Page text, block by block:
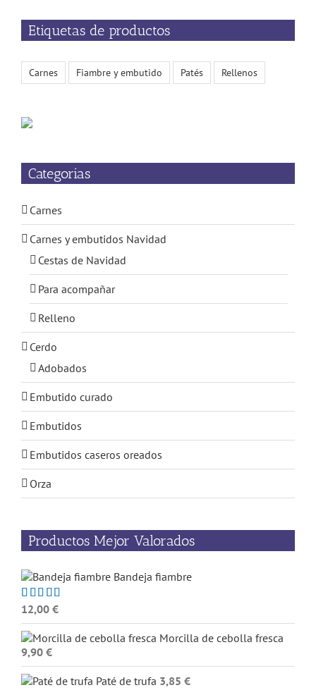
Etiquetas de productos
Carnes Fiambre y embutido Patés Rellenos
Categorias
Carnes
Carnes y embutidos Navidad
Cestas de Navidad
Para acompañar
Relleno
Cerdo
Adobados
Embutido curado
Embutidos
Embutidos caseros oreados
Orza
Productos Mejor Valorados
Bandeja fiambre
Valorado
con5.00de
5
12,00 €
Morcilla de cebolla fresca
9,90 €
Paté de trufa 3,85 €